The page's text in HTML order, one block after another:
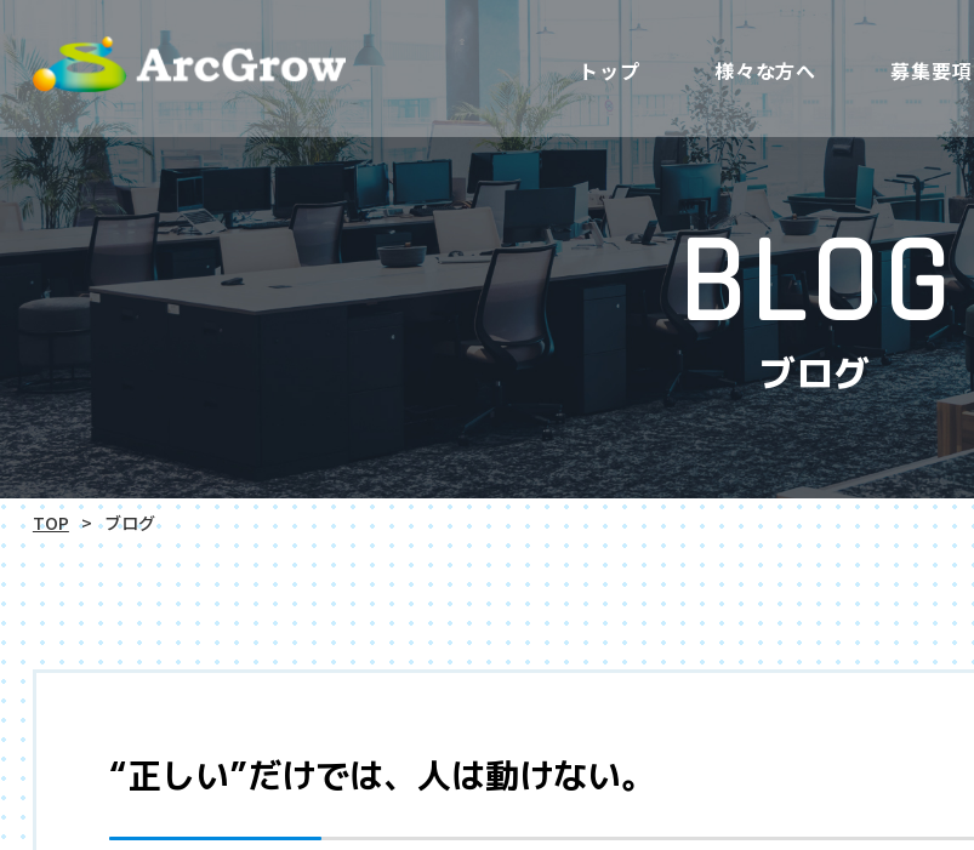
トップ 様々な方へ 募集要項
BLOG
ブログ
TOP ブログ
“正しい”だけでは、人は動けない。